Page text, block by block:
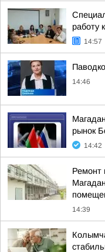
работу
14:57
14:46
рынок
14:42
Ремонт
14:39